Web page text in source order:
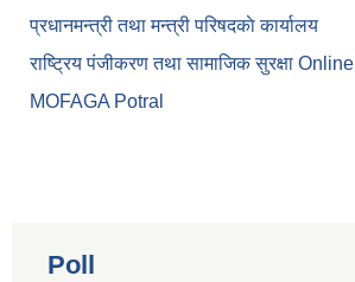
प्रधानमन्त्री तथा मन्त्री परिषदकाे कार्यालय
राष्ट्रिय पंजीकरण तथा सामाजिक सुरक्षा Online
MOFAGA Potral
Poll